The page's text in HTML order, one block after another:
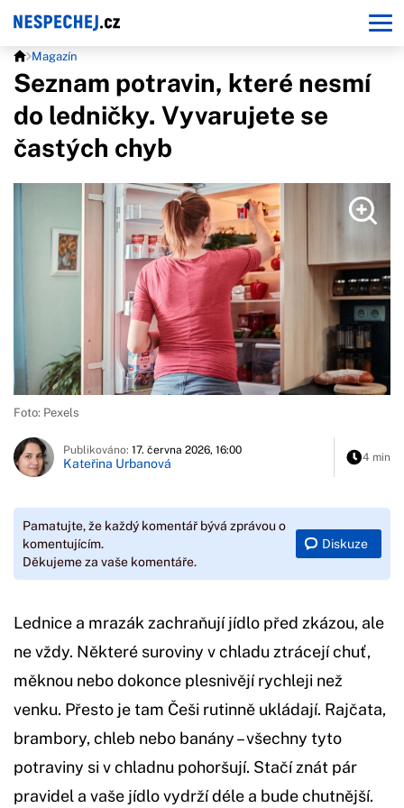
Magazín
Seznam potravin, které nesmí
do ledničky. Vyvarujete se
častých chyb
Foto: Pexels
Publikováno: 17. června 2026, 16:00
Kateřina Urbanová 4 min
Pamatujte, že každý komentář bývá zprávou o
komentujícím.
Děkujeme za vaše komentáře.
Diskuze
Lednice a mrazák zachraňují jídlo před zkázou, ale
ne vždy. Některé suroviny v chladu ztrácejí chuť,
měknou nebo dokonce plesnivějí rychleji než
venku. Přesto je tam Češi rutinně ukládají. Rajčata,
brambory, chleb nebo banány – všechny tyto
potraviny si v chladnu pohoršují. Stačí znát pár
pravidel a vaše jídlo vydrží déle a bude chutnější.